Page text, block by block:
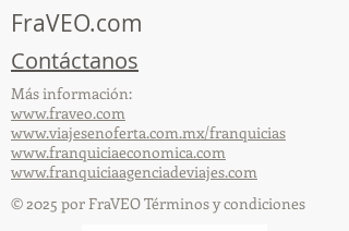
FraVEO.com
Contáctanos
Más información:
www.fraveo.com
www.viajesenoferta.com.mx/franquicias
www.franquiciaeconomica.com
www.franquiciaagenciadeviajes.com
© 2025 por FraVEO Términos y condiciones